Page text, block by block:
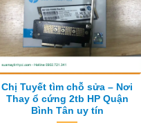
Chị Tuyết tìm chỗ sửa – Nơi
Thay ổ cứng 2tb HP Quận
Bình Tân uy tín